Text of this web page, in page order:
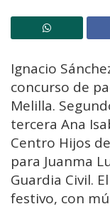
Ignacio
concurso de
Melilla.
tercera Ana
Centro Hijos
para Juanma
Guardia Civil.
festivo, con